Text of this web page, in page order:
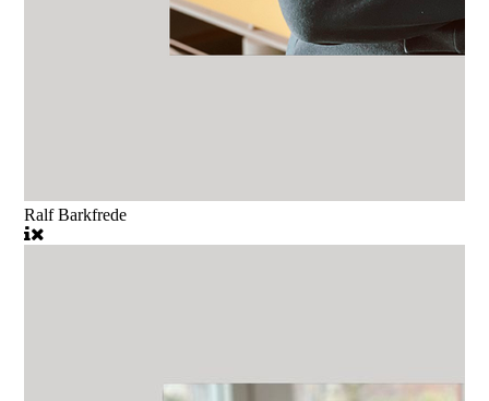
Ralf Barkfrede